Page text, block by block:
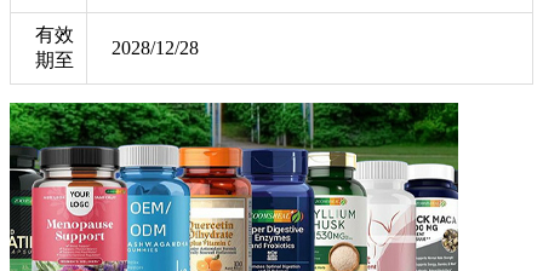
有效
期至
2028/12/28